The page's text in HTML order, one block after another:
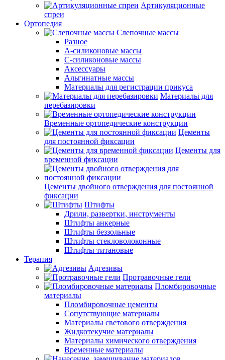
Артикуляционные
спреи
Ортопедия
Слепочные массы
Разное
А-силиконовые массы
С-силиконовые массы
Аксессуары
Альгинатные массы
Материалы для регистрации прикуса
Материалы для
перебазировки
Временные ортопедические конструкции
Цементы
для постоянной фиксации
Цементы для
временной фиксации
Цементы двойного отверждения для постоянной
фиксации
Штифты
Дрили, развертки, инструменты
Штифты анкерные
Штифты беззольные
Штифты стекловолоконные
Штифты титановые
Терапия
Адгезивы
Протравочные гели
Пломбировочные
материалы
Пломбировочные цементы
Сопутствующие материалы
Материалы светового отверждения
Жидкотекучие материалы
Материалы химического отверждения
Временные материалы